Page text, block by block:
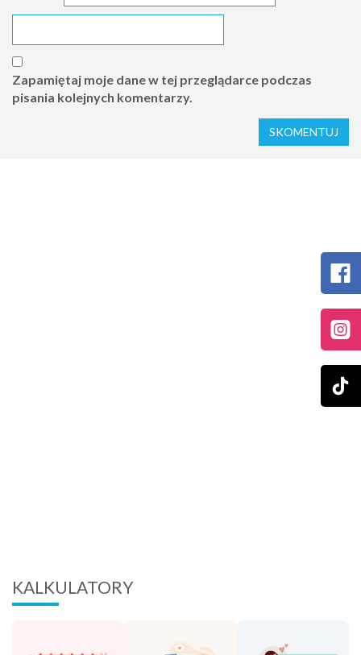
Zapamiętaj moje dane w tej przeglądarce podczas
pisania kolejnych komentarzy.
KALKULATORY